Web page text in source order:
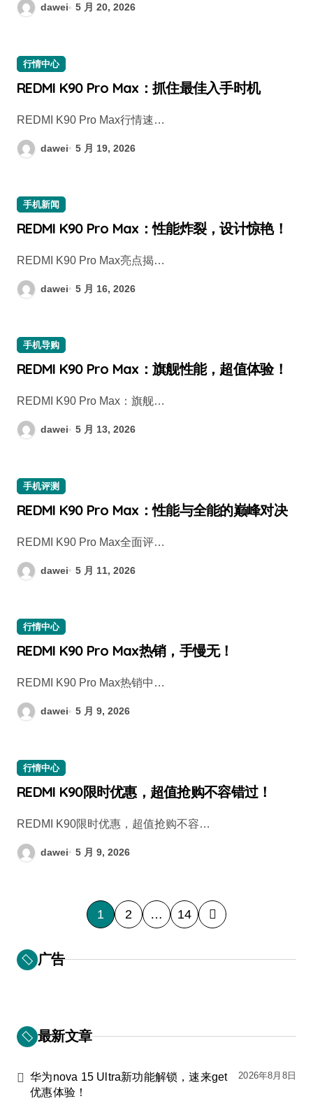
dawei 5 月 20, 2026
行情中心
REDMI K90 Pro Max：抓住最佳入手时机
REDMI K90 Pro Max行情速…
dawei 5 月 19, 2026
手机新闻
REDMI K90 Pro Max：性能炸裂，设计惊艳！
REDMI K90 Pro Max亮点揭…
dawei 5 月 16, 2026
手机导购
REDMI K90 Pro Max：旗舰性能，超值体验！
REDMI K90 Pro Max：旗舰…
dawei 5 月 13, 2026
手机评测
REDMI K90 Pro Max：性能与全能的巅峰对决
REDMI K90 Pro Max全面评…
dawei 5 月 11, 2026
行情中心
REDMI K90 Pro Max热销，手慢无！
REDMI K90 Pro Max热销中…
dawei 5 月 9, 2026
行情中心
REDMI K90限时优惠，超值抢购不容错过！
REDMI K90限时优惠，超值抢购不容…
dawei 5 月 9, 2026
文
章
分
1 2 … 14
广告
最新文章
华为nova 15 Ultra新功能解锁，速来get
优惠体验！
2026年8月8日